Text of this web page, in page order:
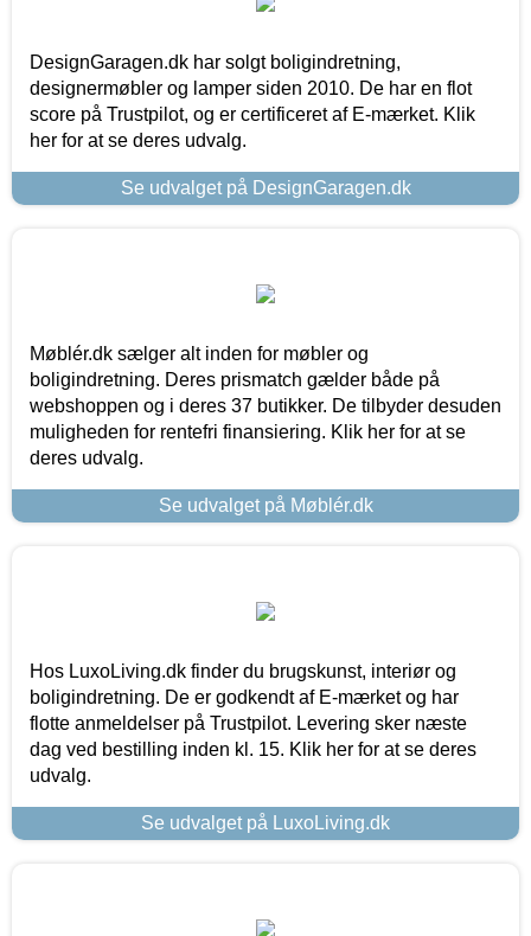
DesignGaragen.dk har solgt boligindretning,
designermøbler og lamper siden 2010. De har en flot
score på Trustpilot, og er certificeret af E-mærket. Klik
her for at se deres udvalg.
Se udvalget på DesignGaragen.dk
Møblér.dk sælger alt inden for møbler og
boligindretning. Deres prismatch gælder både på
webshoppen og i deres 37 butikker. De tilbyder desuden
muligheden for rentefri finansiering. Klik her for at se
deres udvalg.
Se udvalget på Møblér.dk
Hos LuxoLiving.dk finder du brugskunst, interiør og
boligindretning. De er godkendt af E-mærket og har
flotte anmeldelser på Trustpilot. Levering sker næste
dag ved bestilling inden kl. 15. Klik her for at se deres
udvalg.
Se udvalget på LuxoLiving.dk